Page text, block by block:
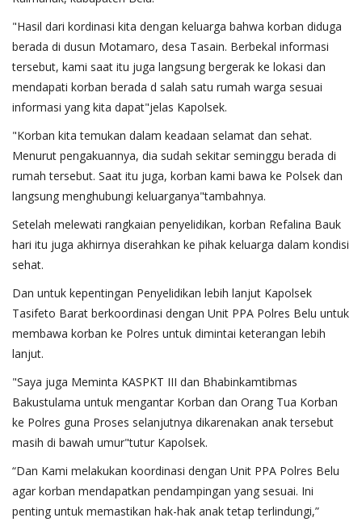
"Hasil dari kordinasi kita dengan keluarga bahwa korban diduga
berada di dusun Motamaro, desa Tasain. Berbekal informasi
tersebut, kami saat itu juga langsung bergerak ke lokasi dan
mendapati korban berada d salah satu rumah warga sesuai
informasi yang kita dapat"jelas Kapolsek.
"Korban kita temukan dalam keadaan selamat dan sehat.
Menurut pengakuannya, dia sudah sekitar seminggu berada di
rumah tersebut. Saat itu juga, korban kami bawa ke Polsek dan
langsung menghubungi keluarganya"tambahnya.
Setelah melewati rangkaian penyelidikan, korban Refalina Bauk
hari itu juga akhirnya diserahkan ke pihak keluarga dalam kondisi
sehat.
Dan untuk kepentingan Penyelidikan lebih lanjut Kapolsek
Tasifeto Barat berkoordinasi dengan Unit PPA Polres Belu untuk
membawa korban ke Polres untuk dimintai keterangan lebih
lanjut.
"Saya juga Meminta KASPKT III dan Bhabinkamtibmas
Bakustulama untuk mengantar Korban dan Orang Tua Korban
ke Polres guna Proses selanjutnya dikarenakan anak tersebut
masih di bawah umur"tutur Kapolsek.
“Dan Kami melakukan koordinasi dengan Unit PPA Polres Belu
agar korban mendapatkan pendampingan yang sesuai. Ini
penting untuk memastikan hak-hak anak tetap terlindungi,”